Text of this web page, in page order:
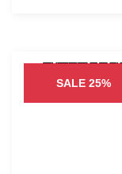
€79,95.
SALE 25%